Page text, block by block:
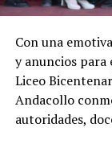
Con una
y anuncios
Liceo
Andacollo
autoridades,